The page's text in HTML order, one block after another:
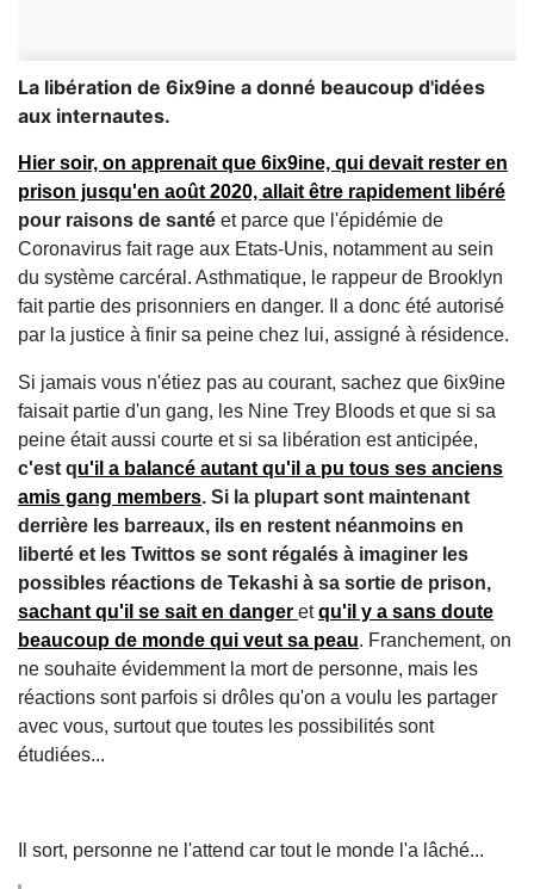
La libération de 6ix9ine a donné beaucoup d'idées
aux internautes.
Hier soir, on apprenait que 6ix9ine, qui devait rester en
prison jusqu'en août 2020, allait être rapidement libéré
pour raisons de santé et parce que l'épidémie de
Coronavirus fait rage aux Etats-Unis, notamment au sein
du système carcéral. Asthmatique, le rappeur de Brooklyn
fait partie des prisonniers en danger. Il a donc été autorisé
par la justice à finir sa peine chez lui, assigné à résidence.
Si jamais vous n'étiez pas au courant, sachez que 6ix9ine
faisait partie d'un gang, les Nine Trey Bloods et que si sa
peine était aussi courte et si sa libération est anticipée,
c'est qu'il a balancé autant qu'il a pu tous ses anciens
amis gang members. Si la plupart sont maintenant
derrière les barreaux, ils en restent néanmoins en
liberté et les Twittos se sont régalés à imaginer les
possibles réactions de Tekashi à sa sortie de prison,
sachant qu'il se sait en danger etqu'il y a sans doute
beaucoup de monde qui veut sa peau. Franchement, on
ne souhaite évidemment la mort de personne, mais les
réactions sont parfois si drôles qu'on a voulu les partager
avec vous, surtout que toutes les possibilités sont
étudiées...
Il sort, personne ne l'attend car tout le monde l'a lâché...